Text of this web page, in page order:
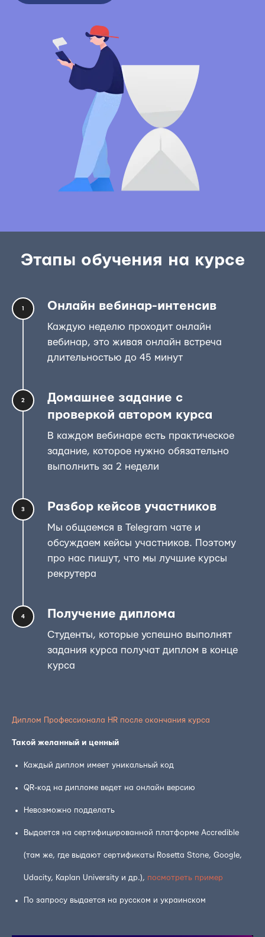
Этапы обучения на курсе
1 Онлайн вебинар-интенсив
Каждую неделю проходит онлайн
вебинар, это живая онлайн встреча
длительностью до 45 минут
2
Домашнее задание с
проверкой автором курса
В каждом вебинаре есть практическое
задание, которое нужно обязательно
выполнить за 2 недели
3 Разбор кейсов участников
Мы общаемся в Telegram чате и
обсуждаем кейсы участников. Поэтому
про нас пишут, что мы лучшие курсы
рекрутера
4 Получение диплома
Студенты, которые успешно выполнят
задания курса получат диплом в конце
курса
Диплом Профессионала HR после окончания курса
Такой желанный и ценный
Каждый диплом имеет уникальный код
QR-код на дипломе ведет на онлайн версию
Невозможно подделать
Выдается на сертифицированной платформе Accredible
(там же, где выдают сертификаты Rosetta Stone, Google,
Udacity, Kaplan University и др.), посмотреть пример
По запросу выдается на русском и украинском